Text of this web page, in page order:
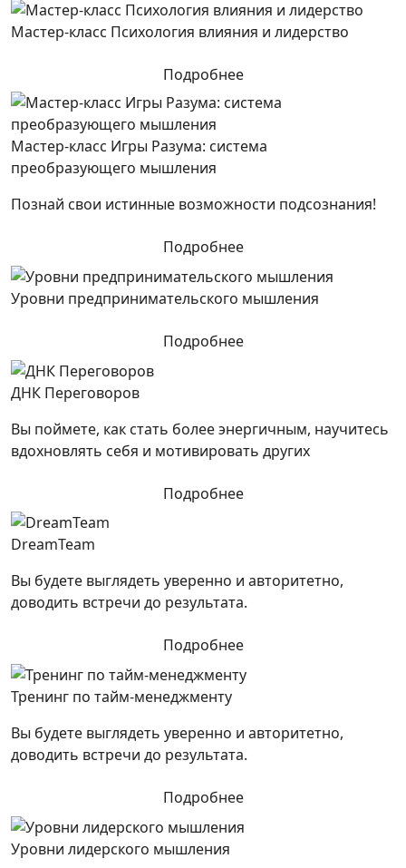
Мастер-класс Психология влияния и лидерство
Подробнее
Мастер-класс Игры Разума: система
преобразующего мышления
Познай свои истинные возможности подсознания!
Подробнее
Уровни предпринимательского мышления
Подробнее
ДНК Переговоров
Вы поймете, как стать более энергичным, научитесь
вдохновлять себя и мотивировать других
Подробнее
DreamTeam
Вы будете выглядеть уверенно и авторитетно,
доводить встречи до результата.
Подробнее
Тренинг по тайм-менеджменту
Вы будете выглядеть уверенно и авторитетно,
доводить встречи до результата.
Подробнее
Уровни лидерского мышления